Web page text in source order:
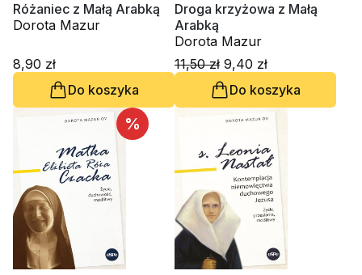
Różaniec z Małą Arabką
Dorota Mazur
8,90 zł
Do koszyka
Droga krzyżowa z Małą
Arabką
Dorota Mazur
11,50 zł 9,40 zł
Do koszyka
%